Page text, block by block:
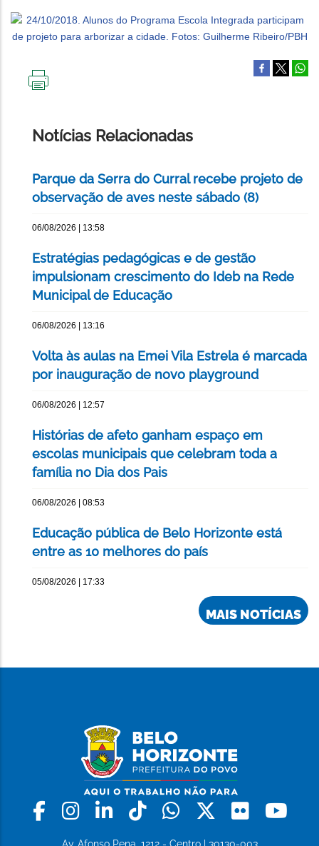
Notícias Relacionadas
Parque da Serra do Curral recebe projeto de
observação de aves neste sábado (8)
06/08/2026 | 13:58
Estratégias pedagógicas e de gestão
impulsionam crescimento do Ideb na Rede
Municipal de Educação
06/08/2026 | 13:16
Volta às aulas na Emei Vila Estrela é marcada
por inauguração de novo playground
06/08/2026 | 12:57
Histórias de afeto ganham espaço em
escolas municipais que celebram toda a
família no Dia dos Pais
06/08/2026 | 08:53
Educação pública de Belo Horizonte está
entre as 10 melhores do país
05/08/2026 | 17:33
MAIS NOTÍCIAS
Facebook
Instagram
LinkedinTiktokWhatsapp
X Flickr